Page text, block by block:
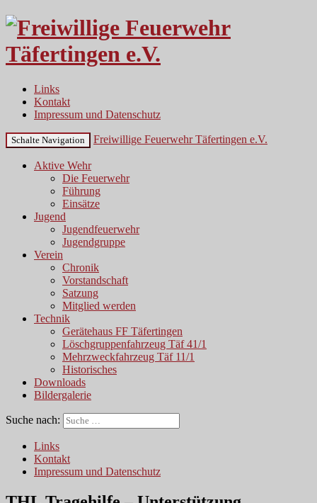
Links
Kontakt
Impressum und Datenschutz
Schalte Navigation Freiwillige Feuerwehr Täfertingen e.V.
Aktive Wehr
Die Feuerwehr
Führung
Einsätze
Jugend
Jugendfeuerwehr
Jugendgruppe
Verein
Chronik
Vorstandschaft
Satzung
Mitglied werden
Technik
Gerätehaus FF Täfertingen
Löschgruppenfahrzeug Täf 41/1
Mehrzweckfahrzeug Täf 11/1
Historisches
Downloads
Bildergalerie
Suche nach:
Links
Kontakt
Impressum und Datenschutz